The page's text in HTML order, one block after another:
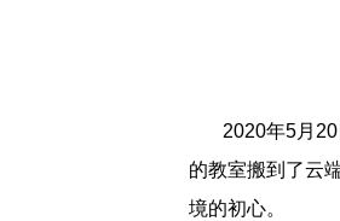
2020年5月20
的教室搬到了云
境的初心。